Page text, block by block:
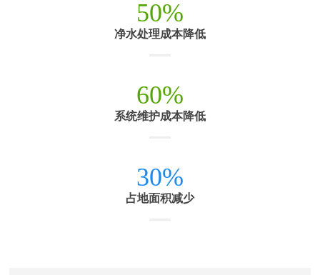
50%
净水处理成本降低
60%
系统维护成本降低
30%
占地面积减少